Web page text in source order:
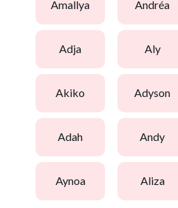
amallya andréa
adja aly
akiko adyson
adah andy
aynoa aliza